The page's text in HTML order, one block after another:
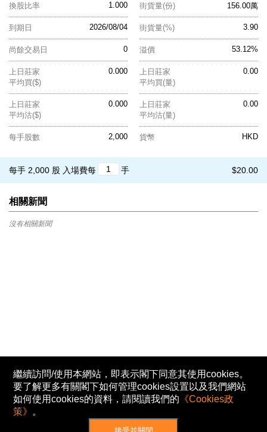
1.000
換股比率 156.00萬
街貨量(份)
2026/08/04
到期日 3.90
街貨量(%)
0
尚餘交易日 53.12%
溢價
0.000
上日莊家
平均買($)
0.00
上日莊家
平均買(量)
0.000
上日莊家
平均沽($)
0.00
上日莊家
平均沽(量)
2,000
每手股數 HKD
貨幣
$20.00
每手 2,000 股 入場費每 手
相關新聞
沒有相關新聞
繼續訪問/使用本網站，即表示閣下同意其使用cookies。
要了解更多有關閣下如何管理cookies設置以及我們網站
如何使用cookies的資料，請閱讀我們的 《Cookies政
策》 。